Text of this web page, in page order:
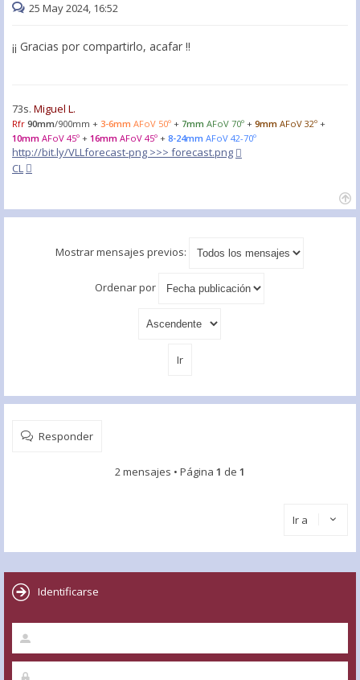
25 May 2024, 16:52
¡¡ Gracias por compartirlo, acafar !!
73s. Miguel L.
Rfr 90mm/900mm + 3-6mm AFoV 50º + 7mm AFoV 70º + 9mm AFoV 32º +
10mm AFoV 45º + 16mm AFoV 45º + 8-24mm AFoV 42-70º
http://bit.ly/VLLforecast-png >>> forecast.png
CL
Mostrar mensajes previos:
Ordenar por
Responder
2 mensajes • Página 1 de 1
Ir a
Identificarse